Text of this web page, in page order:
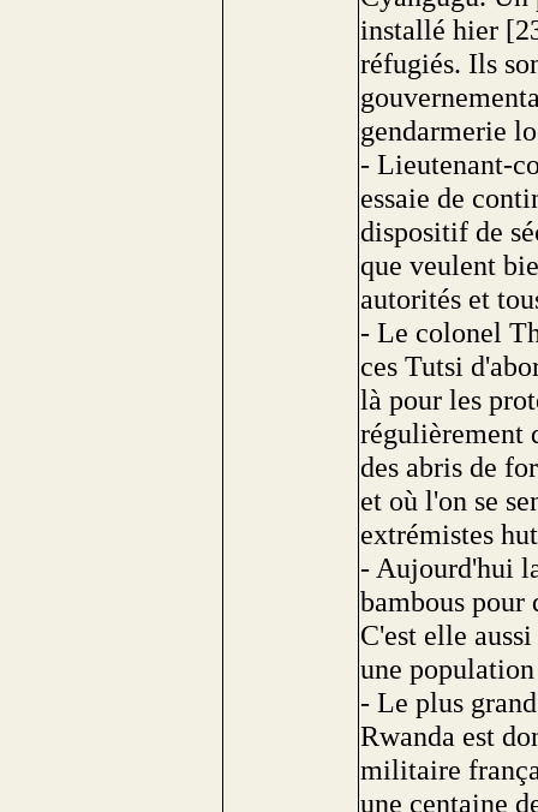
installé hier
réfugiés. Ils
gendarmerie
- Lieutenant-
essaie de
dispositif de
que veulent
autorités et
- Le colonel
ces Tutsi
là pour les
régulièrement
des abris de
et où l'on se
extrémistes
- Aujourd'hui
bambous pour
C'est elle
une
- Le plus
Rwanda est
militaire
une centaine